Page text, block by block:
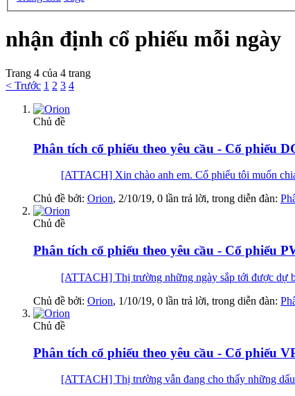
nhận định cổ phiếu mỗi ngày
Trang 4 của 4 trang
< Trước 1 2 3 4
Chủ đề
Phân tích cổ phiếu theo yêu cầu - Cổ phiếu
[ATTACH] Xin chào anh em. Cổ phiếu tôi muốn
Chủ đề bởi: Orion, 2/10/19, 0 lần trả lời, trong diễn đàn:
Chủ đề
Phân tích cổ phiếu theo yêu cầu - Cổ phiếu
[ATTACH] Thị trường những ngày sắp tới được dự
Chủ đề bởi: Orion, 1/10/19, 0 lần trả lời, trong diễn đàn:
Chủ đề
Phân tích cổ phiếu theo yêu cầu - Cổ phiếu
[ATTACH] Thị trường vẫn đang cho thấy những